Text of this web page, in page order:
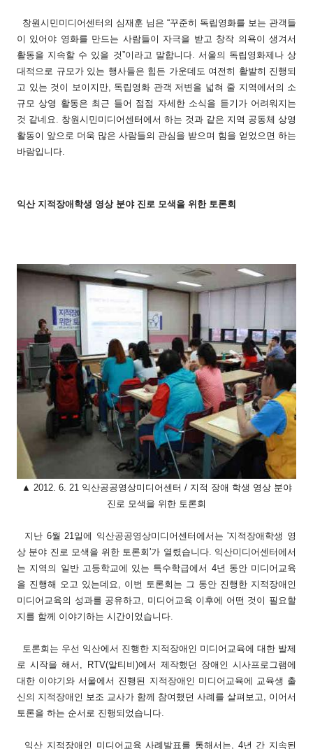
창원시민미디어센터의 심재훈 님은 “꾸준히 독립영화를 보는 관객들
이 있어야 영화를 만드는 사람들이 자극을 받고 창작 의욕이 생겨서
활동을 지속할 수 있을 것”이라고 말합니다. 서울의 독립영화제나 상
대적으로 규모가 있는 행사들은 힘든 가운데도 여전히 활발히 진행되
고 있는 것이 보이지만, 독립영화 관객 저변을 넓혀 줄 지역에서의 소
규모 상영 활동은 최근 들어 점점 자세한 소식을 듣기가 어려워지는
것 같네요. 창원시민미디어센터에서 하는 것과 같은 지역 공동체 상영
활동이 앞으로 더욱 많은 사람들의 관심을 받으며 힘을 얻었으면 하는
바람입니다.
익산 지적장애학생 영상 분야 진로 모색을 위한 토론회
▲ 2012. 6. 21 익산공공영상미디어센터 / 지적 장애 학생 영상 분야
진로 모색을 위한 토론회
지난 6월 21일에 익산공공영상미디어센터에서는 '지적장애학생 영
상 분야 진로 모색을 위한 토론회'가 열렸습니다. 익산미디어센터에서
는 지역의 일반 고등학교에 있는 특수학급에서 4년 동안 미디어교육
을 진행해 오고 있는데요, 이번 토론회는 그 동안 진행한 지적장애인
미디어교육의 성과를 공유하고, 미디어교육 이후에 어떤 것이 필요할
지를 함께 이야기하는 시간이었습니다.
토론회는 우선 익산에서 진행한 지적장애인 미디어교육에 대한 발제
로 시작을 해서, RTV(알티비)에서 제작했던 장애인 시사프로그램에
대한 이야기와 서울에서 진행된 지적장애인 미디어교육에 교육생 출
신의 지적장애인 보조 교사가 함께 참여했던 사례를 살펴보고, 이어서
토론을 하는 순서로 진행되었습니다.
익산 지적장애인 미디어교육 사례발표를 통해서는, 4년 간 지속된